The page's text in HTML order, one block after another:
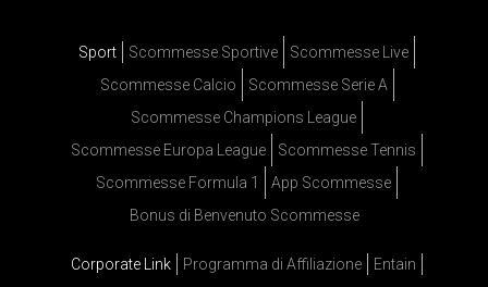
Sport Scommesse Sportive
Scommesse Live
Scommesse Calcio
Scommesse Serie A
Scommesse Champions League
Scommesse Europa League
Scommesse Tennis
Scommesse Formula 1
App Scommesse
Bonus di Benvenuto Scommesse
Corporate Link Programma di Affiliazione
Entain